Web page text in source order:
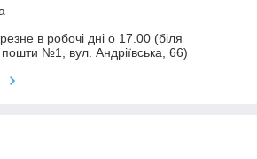
в робочі дні о 17.00 (біля
пошти №1, вул. Андріївська, 66)